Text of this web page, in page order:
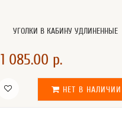
УГОЛКИ В КАБИНУ УДЛИНЕННЫЕ
1 085.00 р.
НЕТ В НАЛИЧИИ